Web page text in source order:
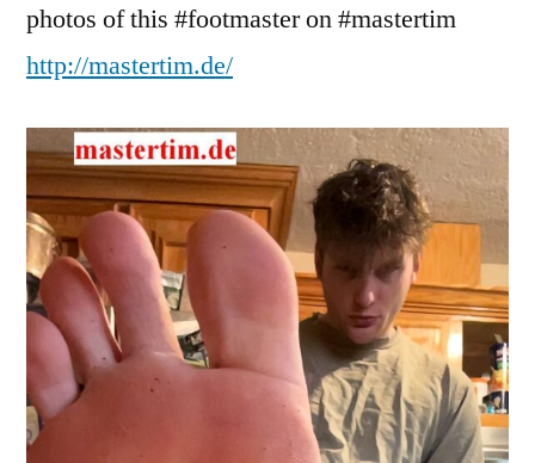
photos of this #footmaster on #mastertim
http://mastertim.de/